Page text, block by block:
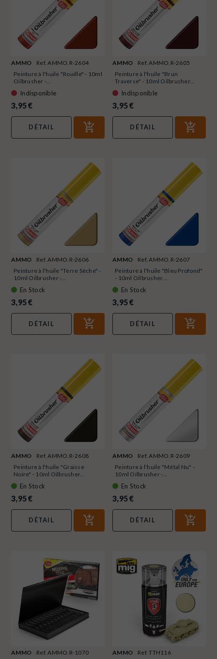
AMMO
Ref. AMMO.R-2604
Peinture à l'huile "Rouille" - 10ml
Oilbrusher -...
Indisponible
3,95 €
DÉTAIL
AMMO
Ref. AMMO.R-2605
Peinture à l'huile "Brun
Traverse" - 10ml Oilbrusher...
Indisponible
3,95 €
DÉTAIL
AMMO
Ref. AMMO.R-2606
Peinture à l'huile "Terre Sèche" -
10ml Oilbrusher -...
En Stock
3,95 €
DÉTAIL
AMMO
Ref. AMMO.R-2607
Peinture à l'huile "Bleu Profond"
- 10ml Oilbrusher...
En Stock
3,95 €
DÉTAIL
AMMO
Ref. AMMO.R-2608
Peinture à l'huile "Graisse
Noire" - 10ml Oilbrusher...
En Stock
3,95 €
DÉTAIL
AMMO
Ref. AMMO.R-2609
Peinture à l'huile "Métal Nu" -
10ml Oilbrusher -...
En Stock
3,95 €
DÉTAIL
AMMO
Ref. AMMO.R-1070
AMMO
Ref. TTH116